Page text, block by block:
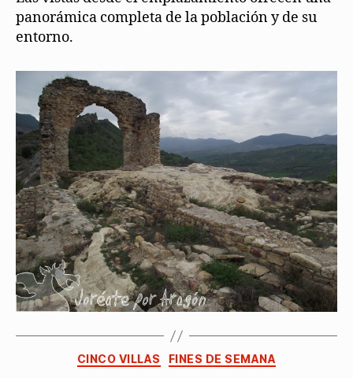
panorámica completa de la población y de su
entorno.
CINCO VILLAS FINES DE SEMANA